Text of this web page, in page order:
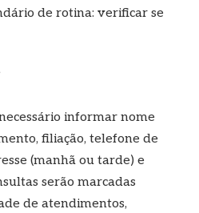
de rotina: verificar se
informar nome
filiação, telefone de
(manhã ou tarde) e
serão marcadas
de atendimentos,